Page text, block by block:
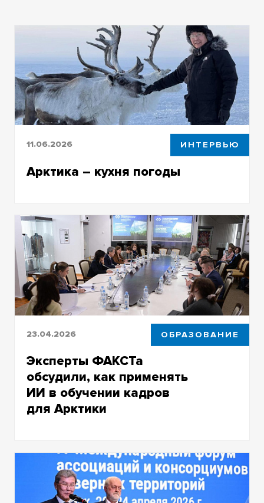
11.06.2026 ИНТЕРВЬЮ
Арктика – кухня погоды
том, чем наука может помочь развитию
Арктики
23.04.2026 ОБРАЗОВАНИЕ
Эксперты ФАКСТа
обсудили, как применять
ИИ в обучении кадров
для Арктики
состоялась выездная сессия «Северного
форума»